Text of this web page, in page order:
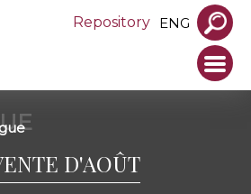
Repository ENG
D'AOÛT